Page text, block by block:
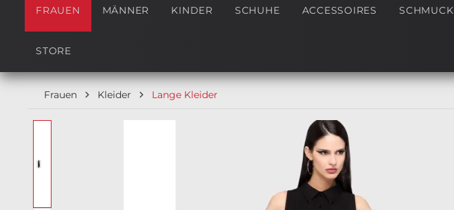
FRAUEN MÄNNER KINDER SCHUHE ACCESSOIRES SCHMUCK
STORE
Frauen Kleider Lange Kleider